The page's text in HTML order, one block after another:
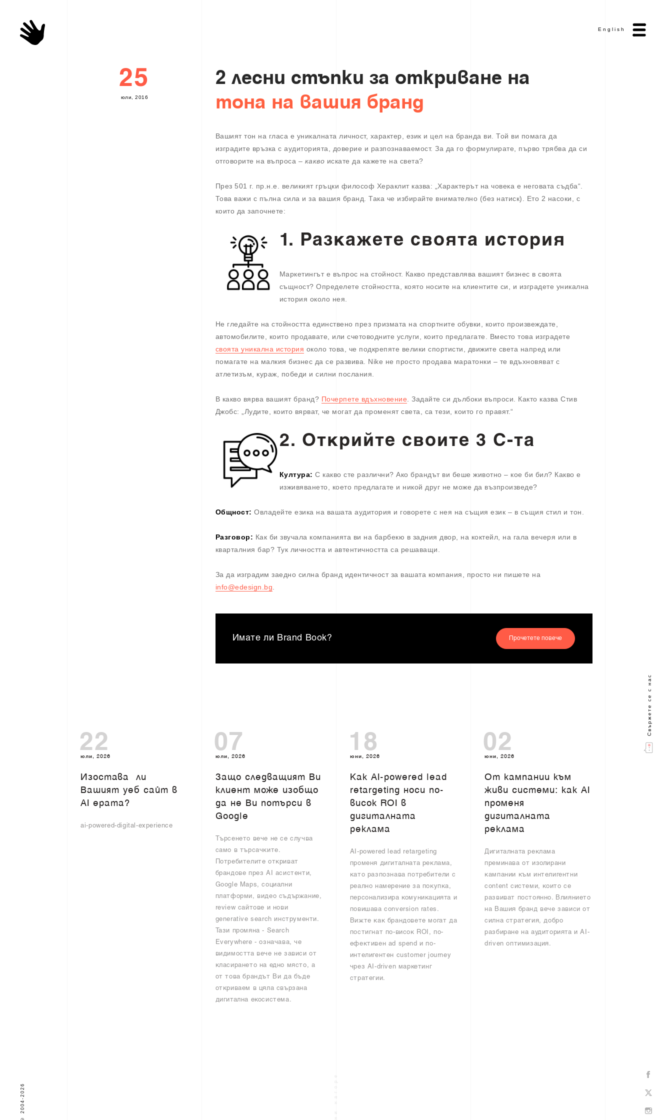
© 2004-2026
English
Свържете се с нас
25
юли, 2016
2 лесни стъпки за откриване на
тона на вашия бранд
Вашият тон на гласа е уникалната личност, характер, език и цел на бранда ви. Той ви помага да
изградите връзка с аудиторията, доверие и разпознаваемост. За да го формулирате, първо трябва да си
отговорите на въпроса – какво искате да кажете на света?
През 501 г. пр.н.е. великият гръцки философ Хераклит казва: „Характерът на човека е неговата съдба“.
Това важи с пълна сила и за вашия бранд. Така че избирайте внимателно (без натиск). Ето 2 насоки, с
които да започнете:
1. Разкажете своята история
Маркетингът е въпрос на стойност. Какво представлява вашият бизнес в своята
същност? Определете стойността, която носите на клиентите си, и изградете уникална
история около нея.
Не гледайте на стойността единствено през призмата на спортните обувки, които произвеждате,
автомобилите, които продавате, или счетоводните услуги, които предлагате. Вместо това изградете
своята уникална история около това, че подкрепяте велики спортисти, движите света напред или
помагате на малкия бизнес да се развива. Nike не просто продава маратонки – те вдъхновяват с
атлетизъм, кураж, победи и силни послания.
В какво вярва вашият бранд? Почерпете вдъхновение. Задайте си дълбоки въпроси. Както казва Стив
Джобс: „Лудите, които вярват, че могат да променят света, са тези, които го правят.“
2. Открийте своите 3 C-та
Култура: С какво сте различни? Ако брандът ви беше животно – кое би бил? Какво е
изживяването, което предлагате и никой друг не може да възпроизведе?
Общност: Овладейте езика на вашата аудитория и говорете с нея на същия език – в същия стил и тон.
Разговор: Как би звучала компанията ви на барбекю в задния двор, на коктейл, на гала вечеря или в
кварталния бар? Тук личността и автентичността са решаващи.
За да изградим заедно силна бранд идентичност за вашата компания, просто ни пишете на
info@edesign.bg.
Имате ли Brand Book? Прочетете повече
22
юли, 2026
Изоставa ли
Вашият уеб сайт в
AI ерата?
ai-powered-digital-experience
07
юли, 2026
Защо следващият Ви
клиент може изобщо
да не Ви потърси в
Google
Търсенето вече не се случва
само в търсачките.
Потребителите откриват
брандове през AI асистенти,
Google Maps, социални
платформи, видео съдържание,
review сайтове и нови
generative search инструменти.
Тази промяна - Search
Everywhere - означава, че
видимостта вече не зависи от
класирането на едно място, а
от това брандът Ви да бъде
откриваем в цяла свързана
дигитална екосистема.
18
юни, 2026
Как AI-powered lead
retargeting носи по-
висок ROI в
дигиталната
реклама
AI-powered lead retargeting
променя дигиталната реклама,
като разпознава потребители с
реално намерение за покупка,
персонализира комуникацията и
повишава conversion rates.
Вижте как брандовете могат да
постигнат по-висок ROI, по-
ефективен ad spend и по-
интелигентен customer journey
чрез AI-driven маркетинг
стратегии.
02
юни, 2026
От кампании към
живи системи: как AI
променя
дигиталната
реклама
Дигиталната реклама
преминава от изолирани
кампании към интелигентни
content системи, които се
развиват постоянно. Влиянието
на Вашия бранд вече зависи от
силна стратегия, добро
разбиране на аудиторията и AI-
driven оптимизация.